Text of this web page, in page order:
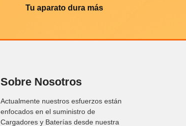
Tu aparato dura más
Sobre Nosotros
Actualmente nuestros esfuerzos están
enfocados en el suministro de
Cargadores y Baterías desde nuestra